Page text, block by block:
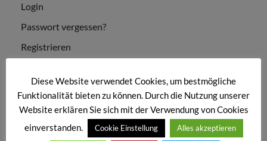
Login
Passwort vergessen?
Registrieren
NEUESTE BEITRÄGE
Mass Effect Legendary Edition Cracked Keys Tiny Girl
Repack PC Version
Diese Website verwendet Cookies, um bestmögliche
Funktionalität bieten zu können. Durch die Nutzung unserer
Website erklären Sie sich mit der Verwendung von Cookies
einverstanden.
Cookie Einstellung Alles akzeptieren